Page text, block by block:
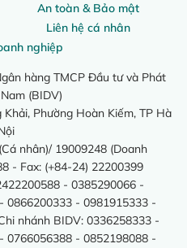
An toàn & Bảo mật
Liên hệ cá nhân
nghiệp
hàng TMCP Đầu tư và Phát
(BIDV)
Phường Hoàn Kiếm, TP Hà
nhân)/ 19009248 (Doanh
- Fax: (+84-24) 22200399
- 0385290066 -
0866200333 - 0981915333 -
nhánh BIDV: 0336258333 -
0766056388 - 0852198088 -